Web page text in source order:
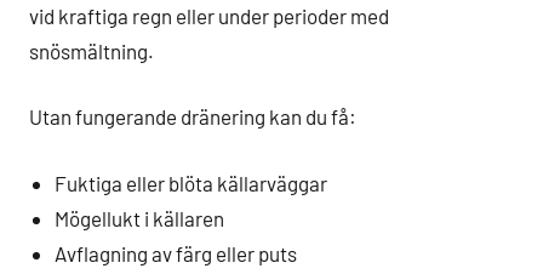
vid kraftiga regn eller under perioder med
snösmältning.
Utan fungerande dränering kan du få:
Fuktiga eller blöta källarväggar
Mögellukt i källaren
Avflagning av färg eller puts